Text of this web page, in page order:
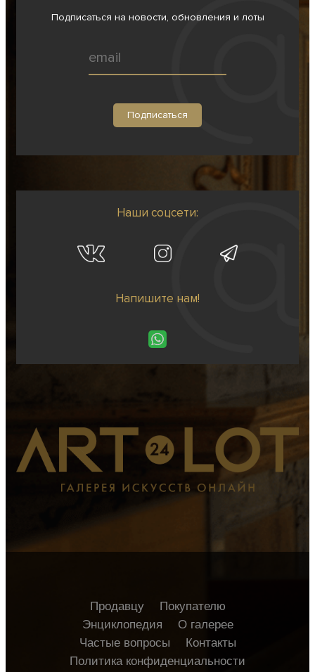
Подписаться на новости, обновления и лоты
Наши соцсети:
Напишите нам!
Продавцу
Покупателю
Энциклопедия
О галерее
Частые вопросы
Контакты
Политика конфиденциальности